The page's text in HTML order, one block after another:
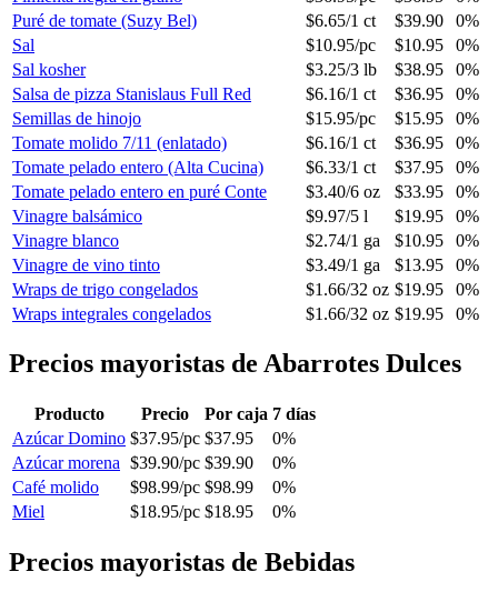
Puré de tomate (Suzy Bel)
$6.65/1 ct $39.90
0%
Sal
$10.95/pc $10.95
0%
Sal kosher
$3.25/3 lb $38.95
0%
Salsa de pizza Stanislaus Full Red
$6.16/1 ct $36.95
0%
Semillas de hinojo
$15.95/pc $15.95
0%
Tomate molido 7/11 (enlatado)
$6.16/1 ct $36.95
0%
Tomate pelado entero (Alta Cucina)
$6.33/1 ct $37.95
0%
Tomate pelado entero en puré Conte
$3.40/6 oz $33.95
0%
Vinagre balsámico
$9.97/5 l $19.95
0%
Vinagre blanco
$2.74/1 ga $10.95
0%
Vinagre de vino tinto
$3.49/1 ga $13.95
0%
Wraps de trigo congelados
$1.66/32 oz $19.95
0%
Wraps integrales congelados
$1.66/32 oz $19.95 0%
Precios mayoristas de Abarrotes Dulces
Producto Precio Por caja 7 días
Azúcar Domino $37.95/pc $37.95
0%
Azúcar morena $39.90/pc $39.90
0%
Café molido
$98.99/pc $98.99
0%
Miel
$18.95/pc $18.95 0%
Precios mayoristas de Bebidas